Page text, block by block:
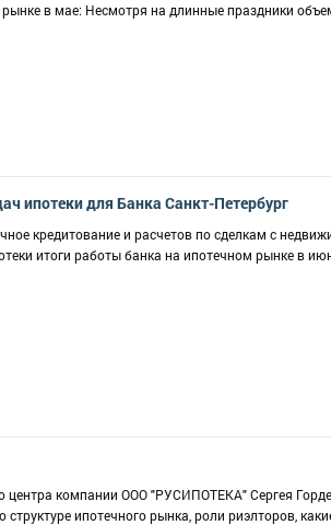
в мае: Несмотря на длинные праздники
ипотеки для Банка Санкт-Петербург
кредитование и расчетов по сделкам с
итоги работы банка на ипотечном рынке в
центра компании ООО "РУСИПОТЕКА" Сергея
ипотечного рынка, роли риэлторов,